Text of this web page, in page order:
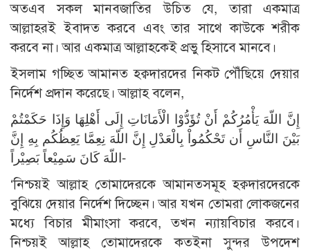
অতএব সকল মানবজাতির উচিত যে, তারা একমাত্র
আল্লাহরই ইবাদত করবে এবং তার সাথে কাউকে শরীক
করবে না। আর একমাত্র আল্লাহকেই প্রভু হিসাবে মানবে।
ইসলাম গচ্ছিত আমানত হক্বদারদের নিকট পৌঁছিয়ে দেয়ার
নির্দেশ প্রদান করেছে। আল্লাহ বলেন,
إِنَّ اللّهَ يَأْمُرُكُمْ أَنْ تُؤَدُّوْا الْأَمَانَاتِ إِلَى أَهْلِهَا وَإِذَا حَكَمْتُمْ
بَيْنَ النَّاسِ أَن تَحْكُمُواْ بِالْعَدْلِ إِنَّ اللّهَ نِعِمَّا يَعِظُكُم بِهِ إِنَّ
اللّهَ كَانَ سَمِيْعاً بَصِيْراً-
‘নিশ্চয়ই আল্লাহ তোমাদেরকে আমানতসমূহ হক্বদারদেরকে
বুঝিয়ে দেয়ার নির্দেশ দিচ্ছেন। আর যখন তোমরা লোকজনের
মধ্যে বিচার মীমাংসা করবে, তখন ন্যায়বিচার করবে।
নিশ্চয়ই আল্লাহ তোমাদেরকে কতইনা সুন্দর উপদেশ